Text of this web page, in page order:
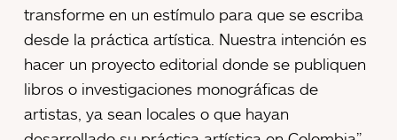
transforme en un estímulo para que se escriba
desde la práctica artística. Nuestra intención es
hacer un proyecto editorial donde se publiquen
libros o investigaciones monográficas de
artistas, ya sean locales o que hayan